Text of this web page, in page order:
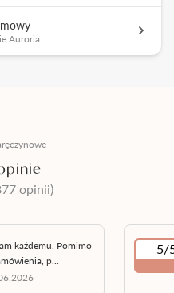
Auroria
opinii)
każdemu. Pomimo
p...
5/